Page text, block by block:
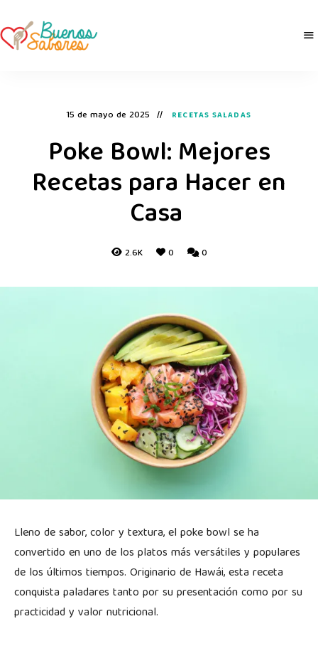
15 de mayo de 2025 RECETAS SALADAS
Poke Bowl: Mejores
Recetas para Hacer en
Casa
2.6K 0 0
Lleno de sabor, color y textura, el poke bowl se ha
convertido en uno de los platos más versátiles y populares
de los últimos tiempos. Originario de Hawái, esta receta
conquista paladares tanto por su presentación como por su
practicidad y valor nutricional.